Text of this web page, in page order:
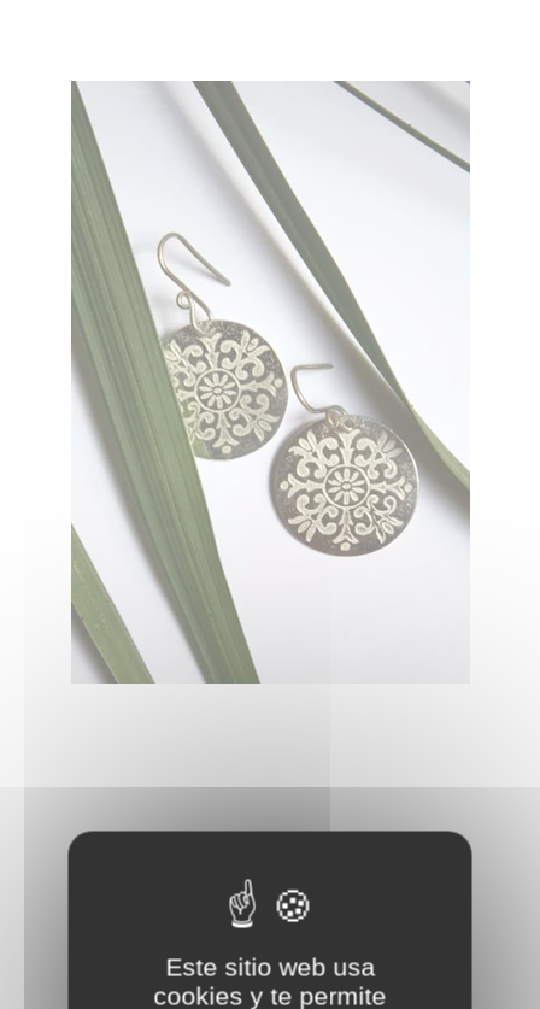
Este sitio web usa
cookies y te permite